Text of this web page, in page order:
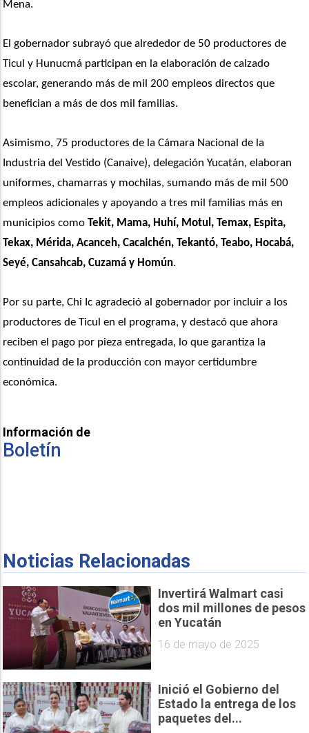
Mena.
El gobernador subrayó que alrededor de 50 productores de
Ticul y Hunucmá participan en la elaboración de calzado
escolar, generando más de mil 200 empleos directos que
benefician a más de dos mil familias.
Asimismo, 75 productores de la Cámara Nacional de la
Industria del Vestido (Canaive), delegación Yucatán, elaboran
uniformes, chamarras y mochilas, sumando más de mil 500
empleos adicionales y apoyando a tres mil familias más en
municipios como Tekit, Mama, Huhí, Motul, Temax, Espita,
Tekax, Mérida, Acanceh, Cacalchén, Tekantó, Teabo, Hocabá,
Seyé, Cansahcab, Cuzamá y Homún.
Por su parte, Chi Ic agradeció al gobernador por incluir a los
productores de Ticul en el programa, y destacó que ahora
reciben el pago por pieza entregada, lo que garantiza la
continuidad de la producción con mayor certidumbre
económica.
Información de
Boletín
Noticias Relacionadas
Invertirá Walmart casi
dos mil millones de pesos
en Yucatán
16 de mayo de 2025
Inició el Gobierno del
Estado la entrega de los
paquetes del...